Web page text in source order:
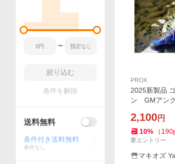
PROX
2025新製品
ン GMアン
2,100円
10% （190
要エントリー
マキオズ
〜
絞り込む
条件を解除
送料無料
条件付き送料無料
条件なし